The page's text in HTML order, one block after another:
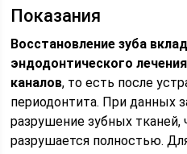
Показания
Восстановление зуба
эндодонтического лечения
каналов, то есть после
периодонтита. При данных
разрушение зубных тканей,
разрушается полностью.